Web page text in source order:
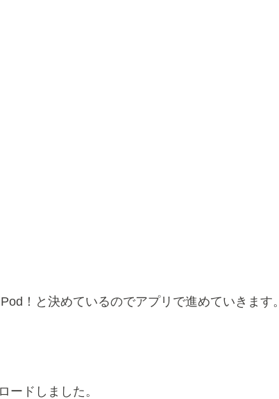
！と決めているのでアプリで進めていきます。
ードしました。